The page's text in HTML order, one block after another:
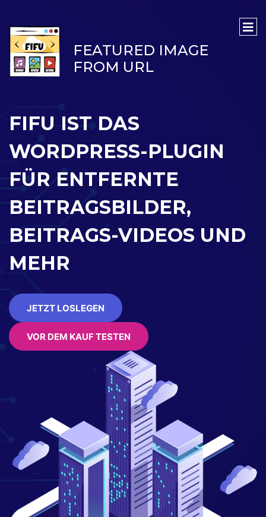
FEATURED IMAGE
FROM URL
FIFU IST DAS
WORDPRESS-PLUGIN
FÜR ENTFERNTE
BEITRAGSBILDER,
BEITRAGS-VIDEOS UND
MEHR
JETZT LOSLEGEN
VOR DEM KAUF TESTEN